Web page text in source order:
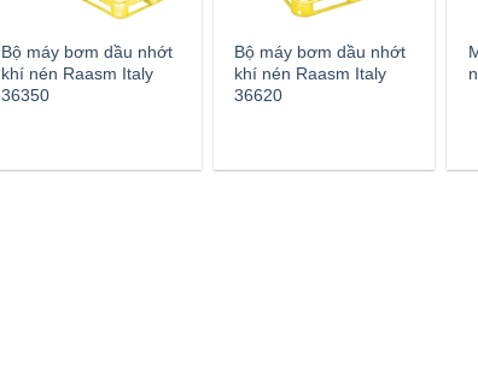
Bộ máy bơm dầu nhớt
khí nén Raasm Italy
36350
Bộ máy bơm dầu nhớt
khí nén Raasm Italy
36620